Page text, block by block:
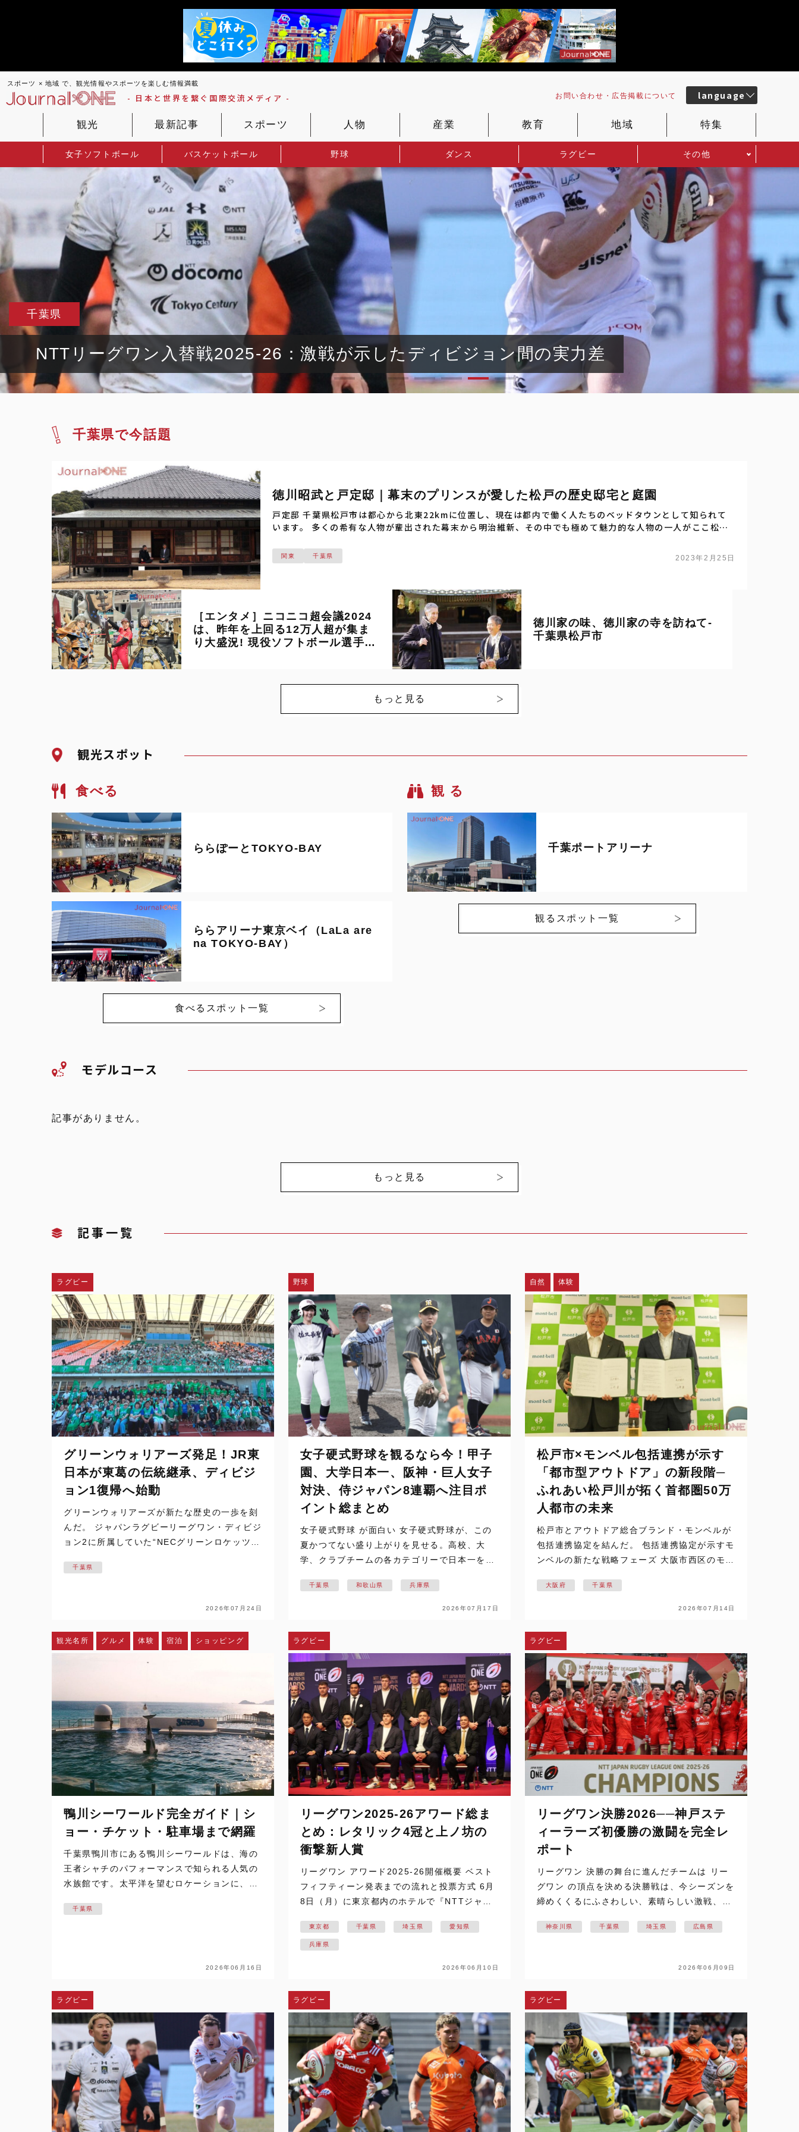
スポーツ × 地域 で、観光情報やスポーツを楽しむ情報満載
- 日本と世界を繋ぐ国際交流メディア - お問い合わせ・ 広告掲載 について language
観光 最新記事 スポーツ 人物 産業 教育 地域 特集
女子ソフトボール バスケットボール 野球 ダンス ラグビー その他
千葉県
NTTリーグワン入替戦2025-26：激戦が示したディビジョン間の実力差
千葉県で今話題
徳川昭武と戸定邸｜幕末のプリンスが愛した松戸の歴史邸宅と庭園
戸定邸 千葉県松戸市は都心から北東22kmに位置し、現在は都内で働く人たちのベッドタウンとして知られて
います。 多くの希有な人物が輩出された幕末から明治維新、その中でも極めて魅力的な人物の一人がここ松戸
関東 千葉県 2023年2月25日
［エンタメ］ニコニコ超会議2024
は、昨年を上回る12万人超が集ま
り大盛況! 現役ソフトボール選手も
徳川家の味、徳川家の寺を訪ねて-
千葉県松戸市
もっと見る
観光スポット
食べる
ららぽーとTOKYO-BAY
ららアリーナ東京ベイ（LaLa are
na TOKYO-BAY）
食べるスポット一覧
観 る
千葉ポートアリーナ
観るスポット一覧
モデルコース
記事がありません。
もっと見る
記事一覧
ラグビー
グリーンウォリアーズ発足！JR東
日本が東葛の伝統継承、ディビジ
ョン1復帰へ始動
グリーンウォリアーズが新たな歴史の一歩を刻
んだ。 ジャパンラグビーリーグワン・ディビジ
ョン2に所属していた“NECグリーンロケッツ東
ーズ東葛”として引き継がれた。そして7月20
千葉県
2026年07月24日
野球
女子硬式野球を観るなら今！甲子
園、大学日本一、阪神・巨人女子
対決、侍ジャパン8連覇へ注目ポ
イント総まとめ
女子硬式野球 が面白い 女子硬式野球が、この
夏かつてない盛り上がりを見せる。高校、大
学、クラブチームの各カテゴリーで日本一を決
て、今夏は侍ジャパン女子日本代表による世界
一8連覇への挑戦も待っている。 …
千葉県 和歌山県 兵庫県
2026年07月17日
自然 体験
松戸市×モンベル包括連携が示す
「都市型アウトドア」の新段階─
ふれあい松戸川が拓く首都圏50万
人都市の未来
松戸市とアウトドア総合ブランド・モンベルが
包括連携協定を結んだ。 包括連携協定が示すモ
ンベルの新たな戦略フェーズ 大阪市西区のモン
んだのは、松戸隆政市長とモンベル創業者であ
り代表取締役会長の辰野勇氏。加…
大阪府 千葉県
2026年07月14日
観光名所 グルメ 体験 宿泊 ショッピング
鴨川シーワールド完全ガイド｜シ
ョー・チケット・駐車場まで網羅
千葉県鴨川市にある鴨川シーワールドは、海の
王者シャチのパフォーマンスで知られる人気の
水族館です。太平洋を望むロケーションに、シ
た多彩な生きものが暮らし、迫力満点のショー
千葉県
2026年06月16日
ラグビー
リーグワン2025-26アワード総ま
とめ：レタリック4冠と上ノ坊の
衝撃新人賞
リーグワン アワード2025-26開催概要 ベスト
フィフティーン発表までの流れと投票方式 6月
8日（月）に東京都内のホテルで『NTTジャパ
開催された。毎年、決勝の翌日に行われている
もので、『MVP』『ベ…
東京都 千葉県 埼玉県 愛知県
兵庫県
2026年06月10日
ラグビー
リーグワン決勝2026──神戸ステ
ィーラーズ初優勝の激闘を完全レ
ポート
リーグワン 決勝の舞台に進んだチームは リー
グワン の頂点を決める決勝戦は、今シーズンを
締めくくるにふさわしい、素晴らしい激戦、熱
ジアム（国立競技場））』で、『NTT ジャパ
神奈川県 千葉県 埼玉県 広島県
2026年06月09日
ラグビー ラグビー ラグビー